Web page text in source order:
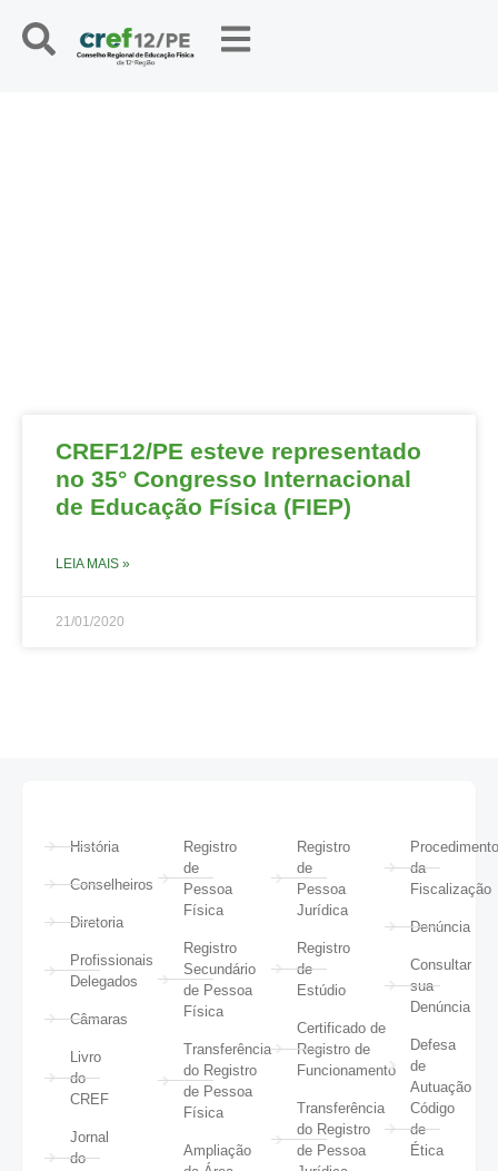
CREF12/PE esteve representado
no 35° Congresso Internacional
de Educação Física (FIEP)
LEIA MAIS »
21/01/2020
História
Conselheiros
Diretoria
Profissionais
Delegados
Câmaras
Livro
do
CREF
Jornal
do
Registro
de
Pessoa
Física
Registro
Secundário
de Pessoa
Física
Transferência
do Registro
de Pessoa
Física
Ampliação
Registro
de
Pessoa
Jurídica
Registro
de
Estúdio
Certificado de
Registro de
Funcionamento
Transferência
do Registro
de Pessoa
da
Fiscalização
Denúncia
Consultar
sua
Denúncia
Defesa
de
Autuação
Código
de
Ética